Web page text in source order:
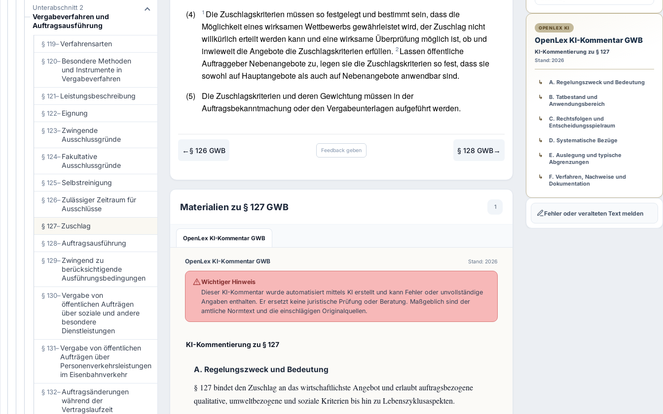
Unterabschnitt 2
Vergabeverfahren und
Auftragsausführung
§ 119–Verfahrensarten
§ 120–Besondere Methoden
und Instrumente in
Vergabeverfahren
§ 121–Leistungsbeschreibung
§ 122–Eignung
§ 123–Zwingende
Ausschlussgründe
§ 124–Fakultative
Ausschlussgründe
§ 125–Selbstreinigung
§ 126–Zulässiger Zeitraum für
Ausschlüsse
§ 127–Zuschlag
§ 128–Auftragsausführung
§ 129–Zwingend zu
berücksichtigende
Ausführungsbedingungen
§ 130–Vergabe von
öffentlichen Aufträgen
über soziale und andere
besondere
Dienstleistungen
§ 131–Vergabe von öffentlichen
Aufträgen über
Personenverkehrsleistungen
im Eisenbahnverkehr
§ 132–Auftragsänderungen
während der
Vertragslaufzeit
(4)
1 Die Zuschlagskriterien müssen so festgelegt und bestimmt sein, dass die
Möglichkeit eines wirksamen Wettbewerbs gewährleistet wird, der Zuschlag nicht
willkürlich erteilt werden kann und eine wirksame Überprüfung möglich ist, ob und
inwieweit die Angebote die Zuschlagskriterien erfüllen. 2 Lassen öffentliche
Auftraggeber Nebenangebote zu, legen sie die Zuschlagskriterien so fest, dass sie
sowohl auf Hauptangebote als auch auf Nebenangebote anwendbar sind.
(5)
Die Zuschlagskriterien und deren Gewichtung müssen in der
Auftragsbekanntmachung oder den Vergabeunterlagen aufgeführt werden.
←§ 126 GWB Feedback geben § 128 GWB→
Materialien zu § 127 GWB 1
OpenLex KI-Kommentar GWB
OpenLex KI-Kommentar GWB Stand: 2026
Wichtiger Hinweis
Dieser KI-Kommentar wurde automatisiert mittels KI erstellt und kann Fehler oder unvollständige
Angaben enthalten. Er ersetzt keine juristische Prüfung oder Beratung. Maßgeblich sind der
amtliche Normtext und die einschlägigen Originalquellen.
KI-Kommentierung zu § 127
A. Regelungszweck und Bedeutung
§ 127 bindet den Zuschlag an das wirtschaftlichste Angebot und erlaubt auftragsbezogene
qualitative, umweltbezogene und soziale Kriterien bis hin zu Lebenszyklusaspekten.
OPENLEX KI
OpenLex KI-Kommentar GWB
KI-Kommentierung zu § 127
Stand: 2026
A. Regelungszweck und Bedeutung
B. Tatbestand und
Anwendungsbereich
C. Rechtsfolgen und
Entscheidungsspielraum
D. Systematische Bezüge
E. Auslegung und typische
Abgrenzungen
F. Verfahren, Nachweise und
Dokumentation
G. Fehlerfolgen und Rechtsschutz
H. Praxisschema
Fehler oder veralteten Text melden